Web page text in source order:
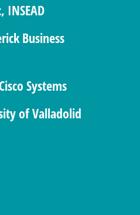
INSEAD
Business
Systems
of Valladolid